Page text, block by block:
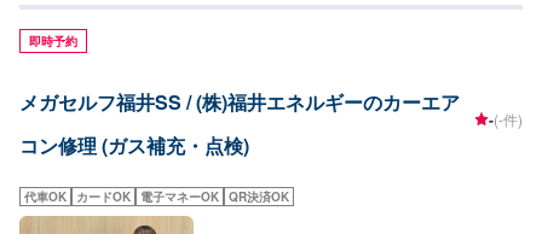
即時予約
メガセルフ福井SS / (株)福井エネルギーのカーエア
コン修理 (ガス補充・点検)
-(-件)
代車OK カードOK 電子マネーOK QR決済OK